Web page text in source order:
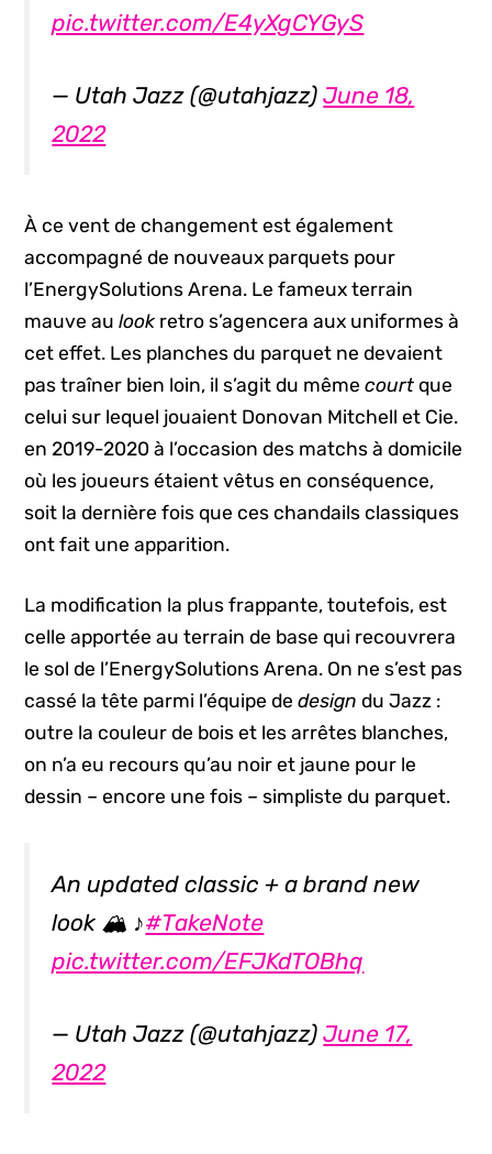
pic.twitter.com/E4yXgCYGyS
— Utah Jazz (@utahjazz)June 18,
2022
À ce vent de changement est également
accompagné de nouveaux parquets pour
l’EnergySolutions Arena. Le fameux terrain
mauve aulook retro s’agencera aux uniformes à
cet effet. Les planches du parquet ne devaient
pas traîner bien loin, il s’agit du mêmecourt que
celui sur lequel jouaient Donovan Mitchell et Cie.
en 2019-2020 à l’occasion des matchs à domicile
où les joueurs étaient vêtus en conséquence,
soit la dernière fois que ces chandails classiques
ont fait une apparition.
La modification la plus frappante, toutefois, est
celle apportée au terrain de base qui recouvrera
le sol de l’EnergySolutions Arena. On ne s’est pas
cassé la tête parmi l’équipe dedesigndu Jazz :
outre la couleur de bois et les arrêtes blanches,
on n’a eu recours qu’au noir et jaune pour le
dessin – encore une fois – simpliste du parquet.
An updated classic + a brand new
look 🏔 ♪#TakeNote
pic.twitter.com/EFJKdTOBhq
— Utah Jazz (@utahjazz)June 17,
2022